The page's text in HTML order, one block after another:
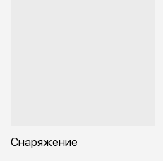
Снаряжение